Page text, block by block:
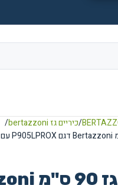
כיריים גז bertazzoni